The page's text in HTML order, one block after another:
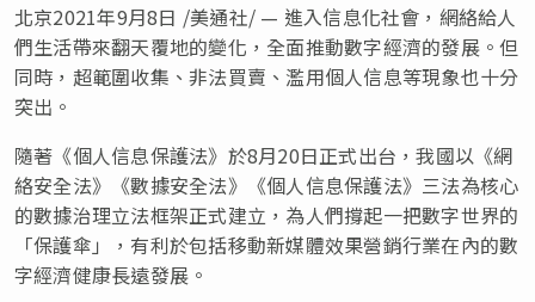
北京2021年9月8日 /美通社/ — 進入信息化社會，網絡給人
們生活帶來翻天覆地的變化，全面推動數字經濟的發展。但
同時，超範圍收集、非法買賣、濫用個人信息等現象也十分
突出。
隨著《個人信息保護法》於8月20日正式出台，我國以《網
絡安全法》《數據安全法》《個人信息保護法》三法為核心
的數據治理立法框架正式建立，為人們撐起一把數字世界的
「保護傘」，有利於包括移動新媒體效果營銷行業在內的數
字經濟健康長遠發展。